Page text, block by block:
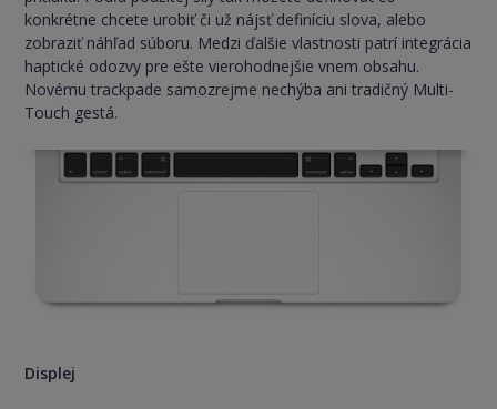
Displej
konkrétne chcete urobiť či už nájsť definíciu slova, alebo
zobraziť náhľad súboru. Medzi ďalšie vlastnosti patrí integrácia
haptické odozvy pre ešte vierohodnejšie vnem obsahu.
Novému trackpade samozrejme nechýba ani tradičný Multi-
Touch gestá.